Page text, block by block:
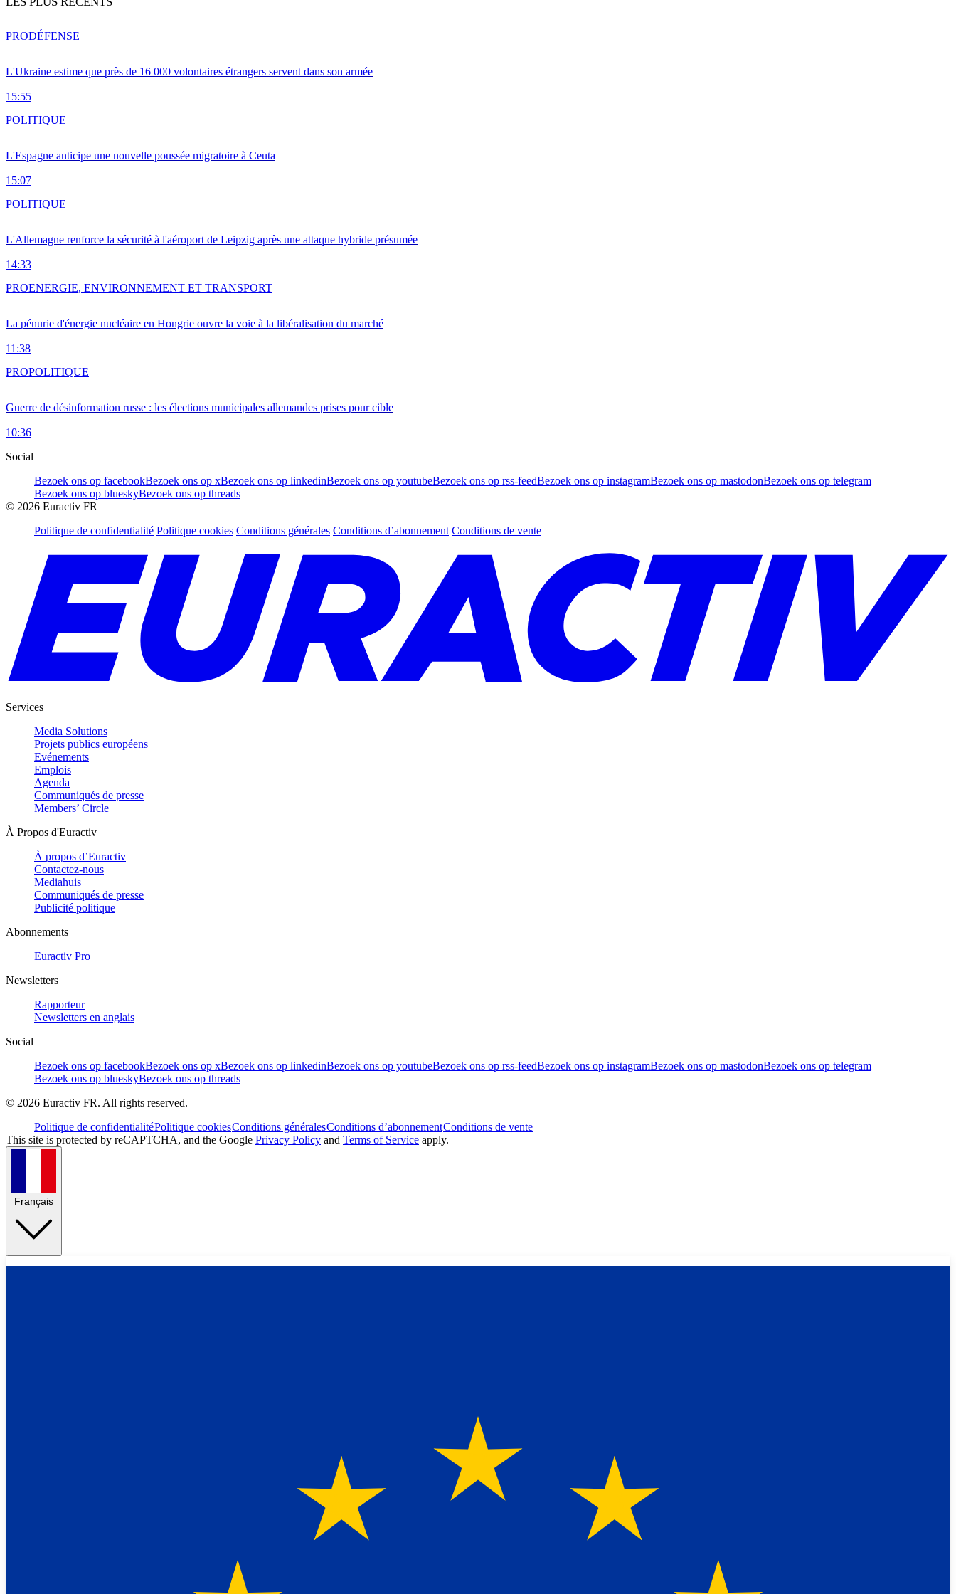
L'Ukraine estime que près de 16 000 volontaires étrangers servent dans son armée
15:55
PRODÉFENSE
L'Espagne anticipe une nouvelle poussée migratoire à Ceuta
15:07
POLITIQUE
L'Allemagne renforce la sécurité à l'aéroport de Leipzig après une attaque hybride présumée
14:33
POLITIQUE
La pénurie d'énergie nucléaire en Hongrie ouvre la voie à la libéralisation du marché
11:38
PROENERGIE, ENVIRONNEMENT ET TRANSPORT
Guerre de désinformation russe : les élections municipales allemandes prises pour cible
10:36
PROPOLITIQUE
Social
Bezoek ons op facebookBezoek ons op xBezoek ons op linkedinBezoek ons op youtubeBezoek ons op rss-feedBezoek ons op instagramBezoek ons op mastodonBezoek ons op telegram
Bezoek ons op blueskyBezoek ons op threads
© 2026 Euractiv FR
Politique de confidentialité Politique cookies Conditions générales Conditions d’abonnement Conditions de vente
Services
Media Solutions
Projets publics européens
Evénements
Emplois
Agenda
Communiqués de presse
Members’ Circle
À Propos d'Euractiv
À propos d’Euractiv
Contactez-nous
Mediahuis
Communiqués de presse
Publicité politique
Abonnements
Euractiv Pro
Newsletters
Rapporteur
Newsletters en anglais
Social
Bezoek ons op facebookBezoek ons op xBezoek ons op linkedinBezoek ons op youtubeBezoek ons op rss-feedBezoek ons op instagramBezoek ons op mastodonBezoek ons op telegram
Bezoek ons op blueskyBezoek ons op threads
© 2026 Euractiv FR. All rights reserved.
Politique de confidentialitéPolitique cookiesConditions généralesConditions d’abonnementConditions de vente
This site is protected by reCAPTCHA, and the Google Privacy Policy and Terms of Service apply.
Français